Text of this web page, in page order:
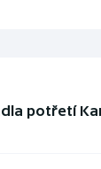
potřetí